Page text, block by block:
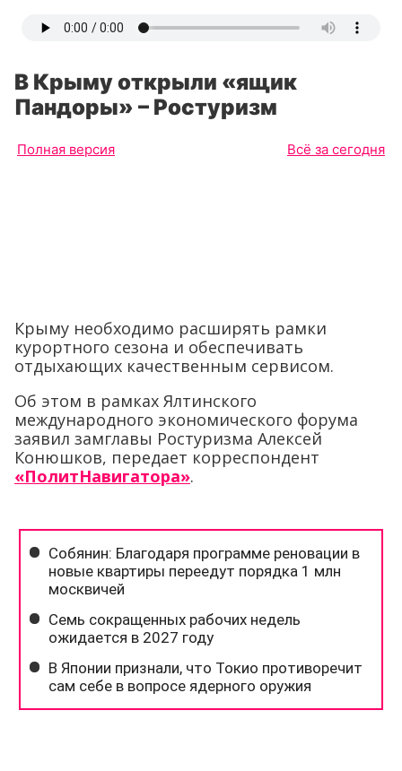
В Крыму открыли «ящик
Пандоры» – Ростуризм
Полная версия Всё за сегодня
Крыму необходимо расширять рамки
курортного сезона и обеспечивать
отдыхающих качественным сервисом.
Об этом в рамках Ялтинского
международного экономического форума
заявил замглавы Ростуризма Алексей
Конюшков, передает корреспондент
«ПолитНавигатора».